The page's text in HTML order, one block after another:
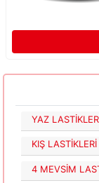
YAZ
KIŞ LASTİKLERİ
4 MEVSİM